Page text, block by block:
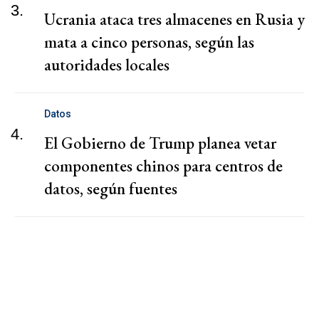
3.
Ucrania ataca tres almacenes en Rusia y
mata a cinco personas, según las
autoridades locales
4.
Datos
El Gobierno de Trump planea vetar
componentes chinos para centros de
datos, según fuentes